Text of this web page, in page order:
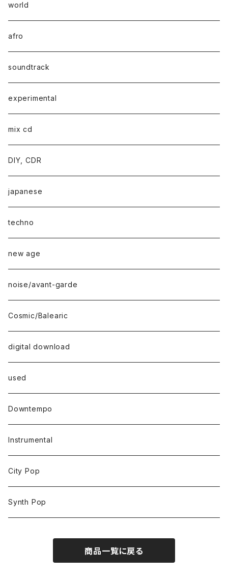
world
afro
soundtrack
experimental
mix cd
DIY, CDR
japanese
techno
new age
noise/avant-garde
Cosmic/Balearic
digital download
used
Downtempo
Instrumental
City Pop
Synth Pop
商品一覧に戻る